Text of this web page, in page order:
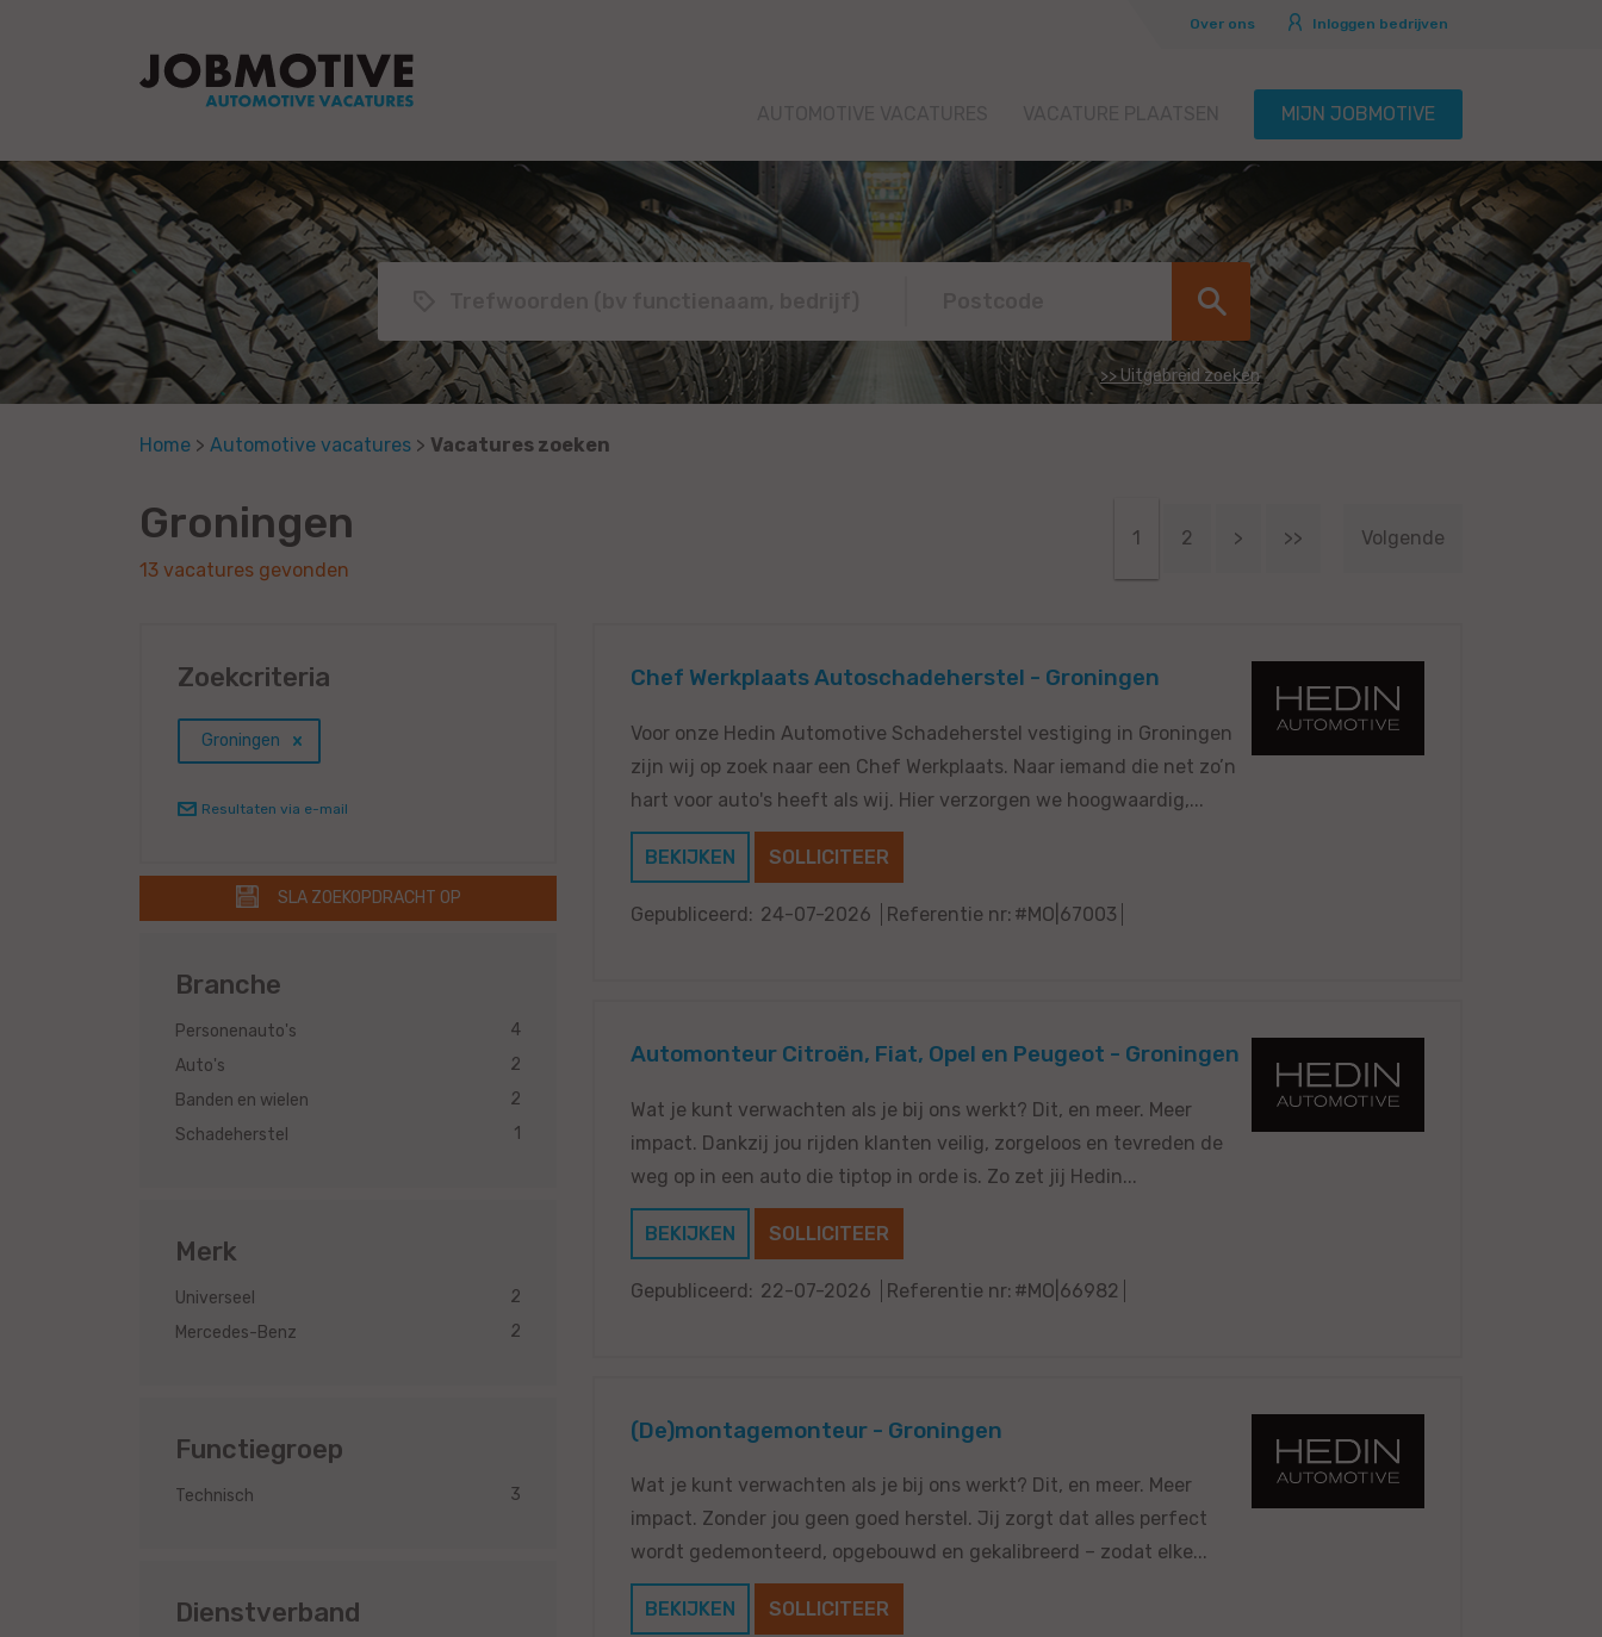
Over ons Inloggen bedrijven
MIJN JOBMOTIVE
>> Uitgebreid zoeken
Home > Automotive vacatures > Vacatures zoeken
Groningen
13 vacatures gevonden
1 2 > >> Volgende
Chef Werkplaats Autoschadeherstel - Groningen
Voor onze Hedin Automotive Schadeherstel vestiging in Groningen
zijn wij op zoek naar een Chef Werkplaats. Naar iemand die net zo’n
hart voor auto's heeft als wij. Hier verzorgen we hoogwaardig,...
BEKIJKEN SOLLICITEER
Gepubliceerd: 24-07-2026 Referentie nr: #MO|67003
Automonteur Citroën, Fiat, Opel en Peugeot - Groningen
Wat je kunt verwachten als je bij ons werkt? Dit, en meer. Meer
impact. Dankzij jou rijden klanten veilig, zorgeloos en tevreden de
weg op in een auto die tiptop in orde is. Zo zet jij Hedin...
BEKIJKEN SOLLICITEER
Gepubliceerd: 22-07-2026 Referentie nr: #MO|66982
(De)montagemonteur - Groningen
Wat je kunt verwachten als je bij ons werkt? Dit, en meer. Meer
impact. Zonder jou geen goed herstel. Jij zorgt dat alles perfect
wordt gedemonteerd, opgebouwd en gekalibreerd – zodat elke...
BEKIJKEN SOLLICITEER
Zoekcriteria
Groningen
Resultaten via e-mail
SLA ZOEKOPDRACHT OP
Branche
Personenauto's
4
Auto's
2
Banden en wielen
2
Schadeherstel
1
Merk
Universeel
2
Mercedes-Benz
2
Functiegroep
Technisch 3
Dienstverband